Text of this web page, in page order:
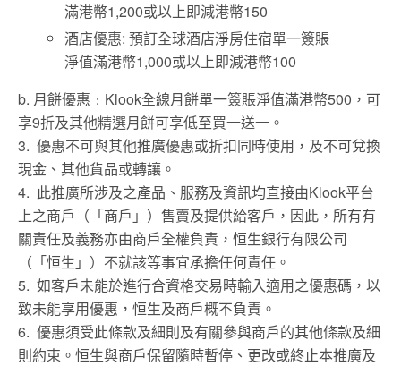
滿港幣1,200或以上即減港幣150
酒店優惠: 預訂全球酒店淨房住宿單一簽賬
淨值滿港幣1,000或以上即減港幣100
b. 月餅優惠﹕Klook全線月餅單一簽賬淨值滿港幣500，可
享9折及其他精選月餅可享低至買一送一。
3. 優惠不可與其他推廣優惠或折扣同時使用，及不可兌換
現金、其他貨品或轉讓。
4. 此推廣所涉及之產品、服務及資訊均直接由Klook平台
上之商戶（「商戶」）售賣及提供給客戶，因此，所有有
關責任及義務亦由商戶全權負責，恒生銀行有限公司
（「恒生」）不就該等事宜承擔任何責任。
5. 如客戶未能於進行合資格交易時輸入適用之優惠碼，以
致未能享用優惠，恒生及商戶概不負責。
6. 優惠須受此條款及細則及有關參與商戶的其他條款及細
則約束。恒生與商戶保留隨時暫停、更改或終止本推廣及